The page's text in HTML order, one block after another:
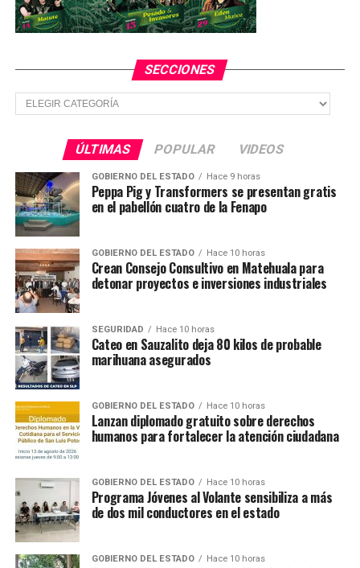
El sector de Tres Ríos, donde ayer se localizó a Ovidio
Guzmán López, hijo de Joaquín “El Chapo” Guzmán, está
también se encuentra la zona más prestigiosa de bares,
los cuales podrían permanecer cerrados este fin de
semana.
TEMAS RELACIONADOS
YA VIENE
Respalda Sheinbaum decisión del presidente AMLO
NO TE PIERDAS
El Ejército tomó la decisión de liberar al hijo del Chapo,
y AMLO la respaldo
SECCIONES
Secciones
ÚLTIMAS POPULAR VIDEOS
GOBIERNO DEL ESTADO Hace 9 horas
Peppa Pig y Transformers se presentan gratis
en el pabellón cuatro de la Fenapo
GOBIERNO DEL ESTADO Hace 10 horas
Crean Consejo Consultivo en Matehuala para
detonar proyectos e inversiones industriales
SEGURIDAD Hace 10 horas
Cateo en Sauzalito deja 80 kilos de probable
marihuana asegurados
GOBIERNO DEL ESTADO Hace 10 horas
Lanzan diplomado gratuito sobre derechos
humanos para fortalecer la atención ciudadana
GOBIERNO DEL ESTADO Hace 10 horas
Programa Jóvenes al Volante sensibiliza a más
de dos mil conductores en el estado
GOBIERNO DEL ESTADO Hace 10 horas